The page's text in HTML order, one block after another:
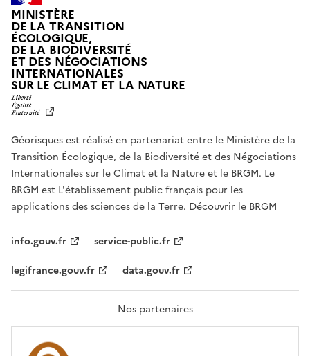
MINISTÈRE
DE LA TRANSITION
ÉCOLOGIQUE,
DE LA BIODIVERSITÉ
ET DES NÉGOCIATIONS
INTERNATIONALES
SUR LE CLIMAT ET LA NATUREL
T
É
,
É
G
A
L
F
A
T
R
Géorisques est réalisé en partenariat entre le Ministère de la
Transition Écologique, de la Biodiversité et des Négociations
Internationales sur le Climat et la Nature et le BRGM. Le
BRGM est L'établissement public français pour les
applications des sciences de la Terre. Découvrir le BRGM
info.gouv.fr
service-public.fr
legifrance.gouv.fr
data.gouv.fr
Nos partenaires